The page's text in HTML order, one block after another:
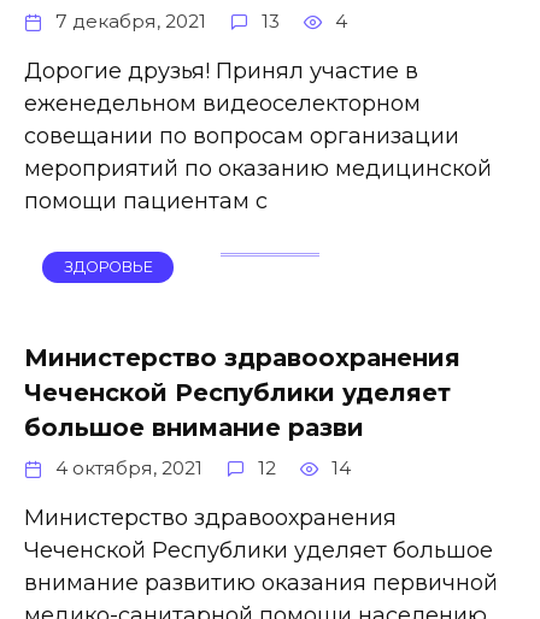
7 декабря, 2021 13 4
Дорогие друзья! Принял участие в
еженедельном видеоселекторном
совещании по вопросам организации
мероприятий по оказанию медицинской
помощи пациентам с
ЗДОРОВЬЕ
Министерство здравоохранения
Чеченской Республики уделяет
большое внимание разви
4 октября, 2021 12 14
Министерство здравоохранения
Чеченской Республики уделяет большое
внимание развитию оказания первичной